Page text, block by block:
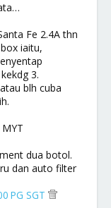
Fe 2.4A thn
iaitu,
3.
blh cuba
dua botol.
dan auto filter
PG SGT